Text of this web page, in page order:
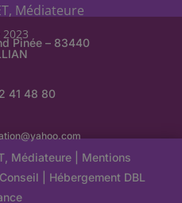
Médiateure
Pinée – 83440
41 48 80
Médiateure | Mentions
Hébergement DBL